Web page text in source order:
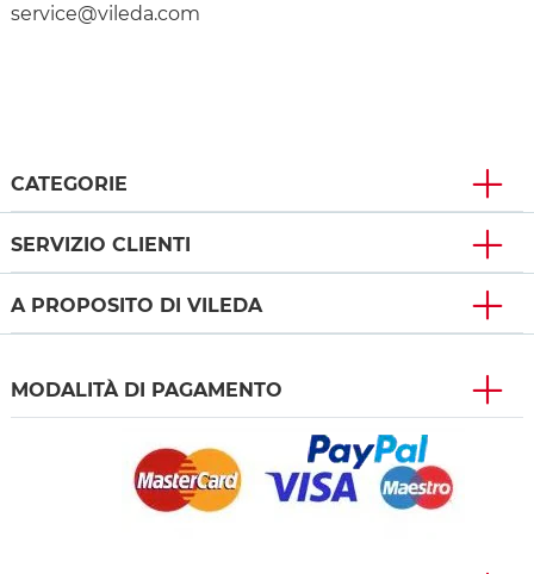
service@vileda.com
CATEGORIE
SERVIZIO CLIENTI
A PROPOSITO DI VILEDA
MODALITÀ DI PAGAMENTO